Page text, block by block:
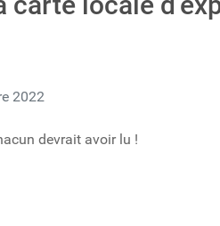
2022
devrait avoir lu !